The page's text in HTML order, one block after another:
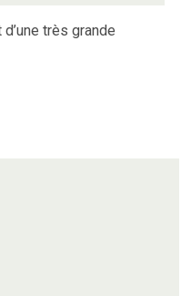
très grande